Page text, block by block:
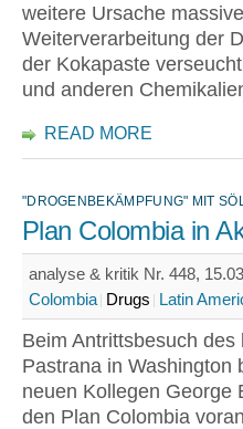
weitere Ursache
Weiterverarbeitung der
der Kokapaste
und anderen
READ MORE
"DROGENBEKÄMPFUNG" MIT
Plan Colombia in
analyse & kritik Nr. 448,
Colombia Drugs Latin
Beim Antrittsbesuch
Pastrana in Washington
neuen Kollegen George
den Plan Colombia